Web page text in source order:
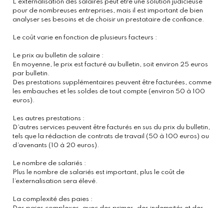
L’externalisation des salaires peut être une solution judicieuse
pour de nombreuses entreprises, mais il est important de bien
analyser ses besoins et de choisir un prestataire de confiance.
Le coût varie en fonction de plusieurs facteurs :
Le prix au bulletin de salaire :
En moyenne, le prix est facturé au bulletin, soit environ 25 euros
par bulletin.
Des prestations supplémentaires peuvent être facturées, comme
les embauches et les soldes de tout compte (environ 50 à 100
euros).
Les autres prestations :
D’autres services peuvent être facturés en sus du prix du bulletin,
tels que la rédaction de contrats de travail (50 à 100 euros) ou
d’avenants (10 à 20 euros).
Le nombre de salariés :
Plus le nombre de salariés est important, plus le coût de
l’externalisation sera élevé.
La complexité des paies :